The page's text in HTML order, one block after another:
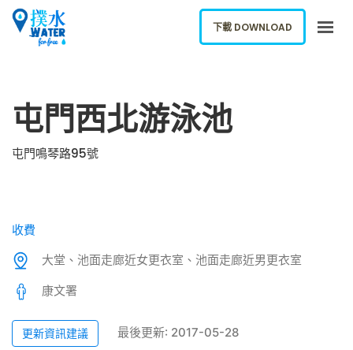
下載應用
屯門西北游泳池
屯門鳴琴路95號
收費
大堂、池面走廊近女更衣室、池面走廊近男更衣室
康文署
更新資訊建議 最後更新: 2017-05-28
下載 DOWNLOAD